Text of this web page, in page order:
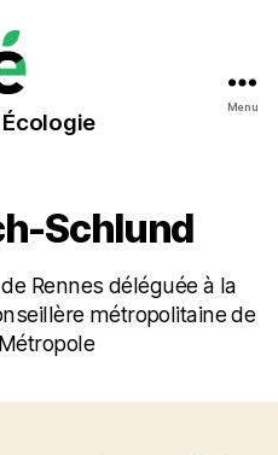
Rennes
Écologie
Écologie
Menu
Schlund
Rennes déléguée à la
métropolitaine de